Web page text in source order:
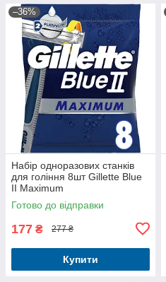
–36%
Набір одноразових станків
для гоління 8шт Gillette Blue
II Maximum
Готово до відправки
177 ₴ 277 ₴
Купити